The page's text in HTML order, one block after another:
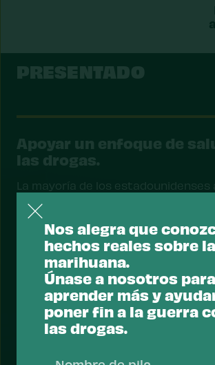
Nos alegra que
hechos reales sobre la
marihuana.
Únase a nosotros para
aprender más y
poner fin a la guerra
las drogas.
PRESENTADO
Apoyar un enfoque de
las drogas.
La mayoría de los estadounidenses
enfoque sanitario respecto a las
centrarse en reducir el riesgo de
sobredosis de drogas y priorizar los
salud que ayudan a las personas a
mantenerse seguras y prosperar.
Tomar acción